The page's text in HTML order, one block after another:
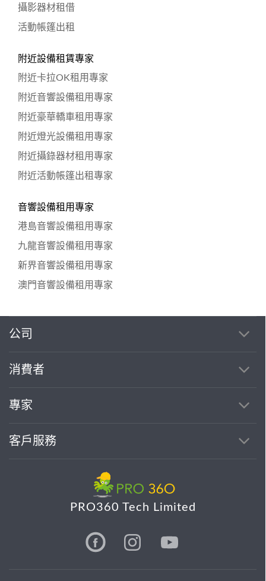
攝影器材租借
活動帳篷出租
附近設備租賃專家
附近卡拉OK租用專家
附近音響設備租用專家
附近豪華轎車租用專家
附近燈光設備租用專家
附近攝錄器材租用專家
附近活動帳篷出租專家
音響設備租用專家
港島音響設備租用專家
九龍音響設備租用專家
新界音響設備租用專家
澳門音響設備租用專家
公司
消費者
專家
客戶服務
PRO360 Tech Limited